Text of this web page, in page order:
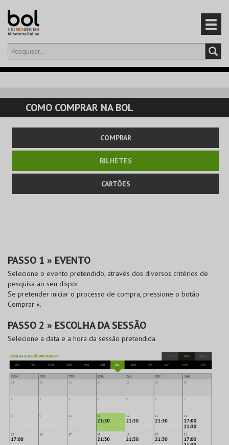
Olá,iniciar sessão
CARRINHO
EVENTOS
CARTÕES
PRODUTOS
COMO COMPRAR NA BOL
COMPRAR
BILHETES
CARTÕES
PASSO 1 » EVENTO
Selecione o evento pretendido, através dos diversos critérios de
pesquisa ao seu dispor.
Se pretender iniciar o processo de compra, pressione o botão
Comprar ».
PASSO 2 » ESCOLHA DA SESSÃO
Selecione a data e a hora da sessão pretendida.